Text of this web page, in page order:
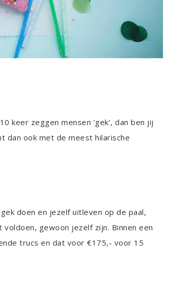
keer zeggen mensen ‘gek’, dan ben jij
dan ook met de meest hilarische
doen en jezelf uitleven op de paal,
gewoon jezelf zijn. Binnen een
trucs en dat voor €175,- voor 15